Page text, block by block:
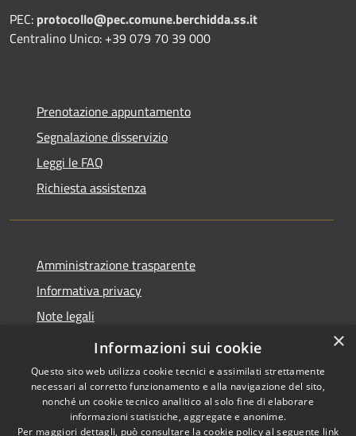
PEC: protocollo@pec.comune.berchidda.ss.it
Centralino Unico: +39 079 70 39 000
Prenotazione appuntamento
Segnalazione disservizio
Leggi le FAQ
Richiesta assistenza
Amministrazione trasparente
Informativa privacy
Note legali
Dichiarazione di accessibilità
Copyright © 2026 • Comune di
×
Informazioni sui cookie
Questo sito web utilizza cookie tecnici e assimilati strettamente
necessari al corretto funzionamento e alla navigazione del sito,
nonché un cookie tecnico analitico al solo fine di elaborare
informazioni statistiche, aggregate e anonime.
Per maggiori dettagli, può consultare la cookie policy al seguente link